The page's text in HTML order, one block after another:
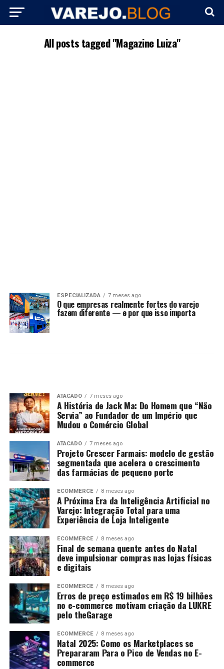
All posts tagged "Magazine Luiza"
ESPECIALIZADA 7 meses ago
O que empresas realmente fortes do varejo
fazem diferente — e por que isso importa
ATACADO 7 meses ago
A História de Jack Ma: Do Homem que “Não
Servia” ao Fundador de um Império que
Mudou o Comércio Global
ATACADO 7 meses ago
Projeto Crescer Farmais: modelo de gestão
segmentada que acelera o crescimento
das farmácias de pequeno porte
ECOMMERCE 8 meses ago
A Próxima Era da Inteligência Artificial no
Varejo: Integração Total para uma
Experiência de Loja Inteligente
ECOMMERCE 8 meses ago
Final de semana quente antes do Natal
deve impulsionar compras nas lojas físicas
e digitais
ECOMMERCE 8 meses ago
Erros de preço estimados em R$ 19 bilhões
no e-commerce motivam criação da LUKRE
pelo theGarage
ECOMMERCE 8 meses ago
Natal 2025: Como os Marketplaces se
Prepararam Para o Pico de Vendas no E-
commerce